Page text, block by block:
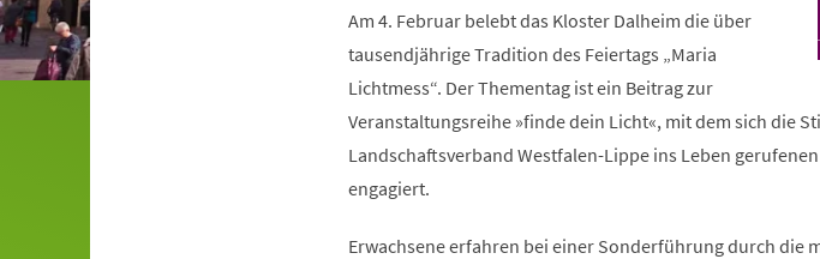
Am 4. Februar belebt das Kloster Dalheim die über
tausendjährige Tradition des Feiertags „Maria
Lichtmess“. Der Thementag ist ein Beitrag zur
Veranstaltungsreihe »finde dein Licht«, mit dem sich die
Landschaftsverband Westfalen-Lippe ins Leben
engagiert.
Erwachsene erfahren bei einer Sonderführung durch die